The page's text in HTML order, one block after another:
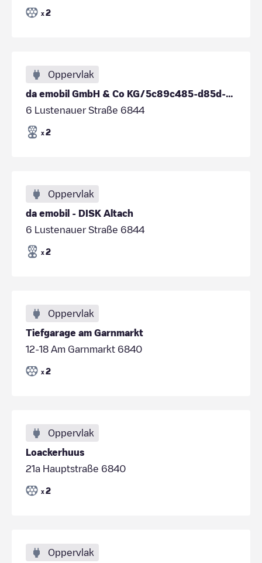
x 2
Oppervlak
da emobil GmbH & Co KG/5c89c485-d85d-42bd-bd2b-d2605b47dd4f
6 Lustenauer Straße 6844
x 2
Oppervlak
da emobil - DISK Altach
6 Lustenauer Straße 6844
x 2
Oppervlak
Tiefgarage am Garnmarkt
12-18 Am Garnmarkt 6840
x 2
Oppervlak
Loackerhuus
21a Hauptstraße 6840
x 2
Oppervlak